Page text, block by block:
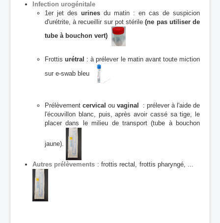
Infection urogénitale
1er jet des urines du matin : en cas de suspicion
d'urétrite, à recueillir sur pot stérile(ne pas utiliser de
tube à bouchon vert)
Frottisurétral : à prélever le matin avant toute miction
sur e-swab bleu
Prélèvement cervical ou vaginal
: prélever à l'aide de
l'écouvillon blanc, puis, après avoir cassé sa tige, le
placer dans le milieu de transport (tube à bouchon
jaune).
Autres prélèvements : frottis rectal, frottis pharyngé, ...